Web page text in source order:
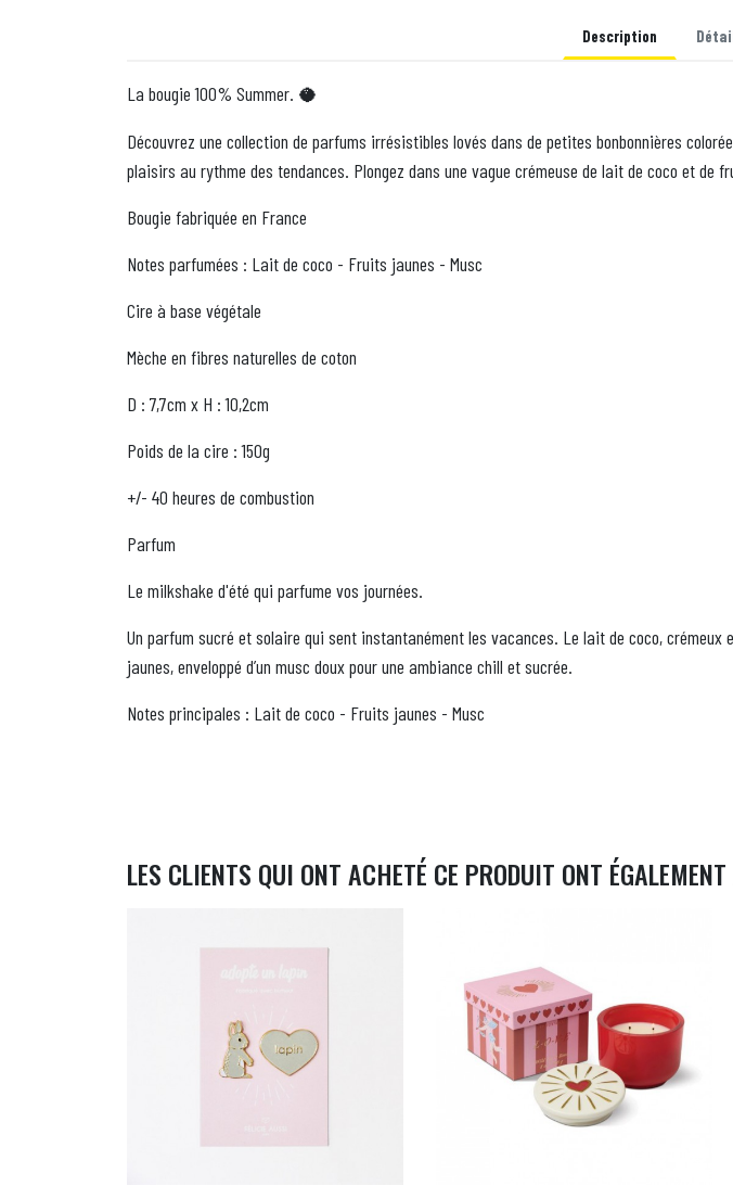
Description
La bougie 100% Summer. 🥥
Découvrez une collection de parfums irrésistibles lovés dans de petites bonbonnières
plaisirs au rythme des tendances. Plongez dans une vague crémeuse de lait de coco et de
Bougie fabriquée en France
Notes parfumées : Lait de coco - Fruits jaunes - Musc
Cire à base végétale
Mèche en fibres naturelles de coton
D : 7,7cm x H : 10,2cm
Poids de la cire : 150g
+/- 40 heures de combustion
Parfum
Le milkshake d'été qui parfume vos journées.
Un parfum sucré et solaire qui sent instantanément les vacances. Le lait de coco,
jaunes, enveloppé d’un musc doux pour une ambiance chill et sucrée.
Notes principales : Lait de coco - Fruits jaunes - Musc
LES CLIENTS QUI ONT ACHETÉ CE PRODUIT ONT